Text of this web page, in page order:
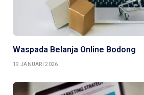
Waspada Belanja Online Bodong
19 JANUARI 2026